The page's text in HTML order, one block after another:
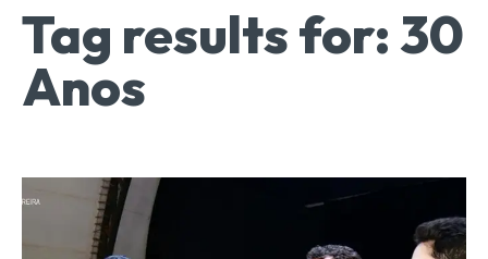
Tag results for: 30
Anos